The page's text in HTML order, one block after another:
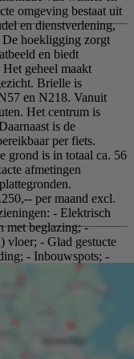
omgeving bestaat uit
en dienstverlening,
De hoekligging zorgt
en biedt
geheel maakt
Brielle is
en N218. Vanuit
Het centrum is
is de
per fiets.
grond is in totaal ca. 56
afmetingen
per maand excl.
- Elektrisch
met beglazing; -
vloer; - Glad gestucte
- Inbouwspots; -
- Centrale
E (geldig t/m